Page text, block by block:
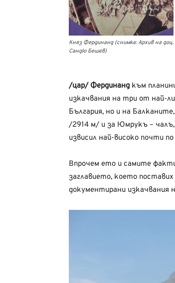
Княз Фердинанд (снимка: Архив на доц.
Сандю Бешев)
/цар/ Фердинанд към
изкачвания на три от най-
България, но и на
/2914 м/ и за Юмрукъ –
извисил най-високо почти
Впрочем ето и самите
заглавието, което
документирани изкачвания